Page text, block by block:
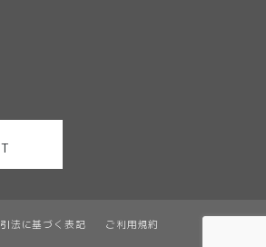
法に基づく表記 ご利用規約